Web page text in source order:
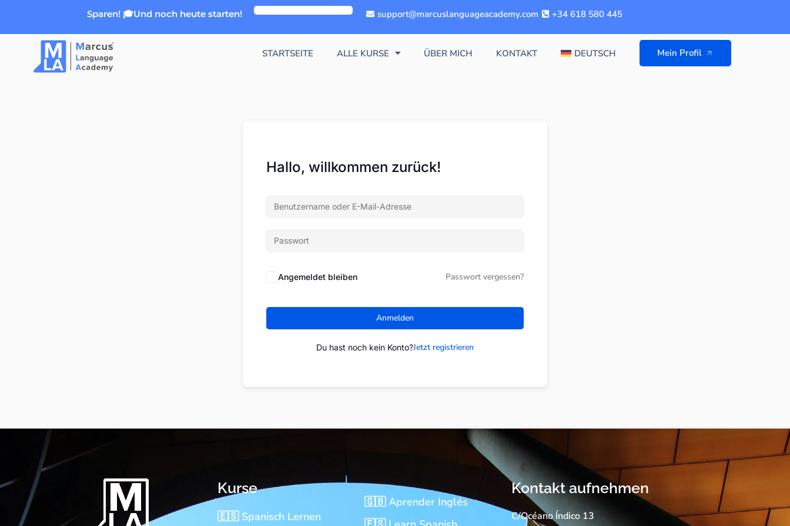
Sparen! 🎓Und noch heute starten! support@marcuslanguageacademy.com +34 618 580 445
STARTSEITE ALLE KURSE ÜBER MICH KONTAKT DEUTSCH Mein Profil
Hallo, willkommen zurück!
Angemeldet bleiben Passwort vergessen?
Anmelden
Du hast noch kein Konto?Jetzt registrieren
Kurse
🇪🇸 Spanisch Lernen
🇬🇧 Aprender Inglés
Kontakt aufnehmen
C/Océano Índico 13